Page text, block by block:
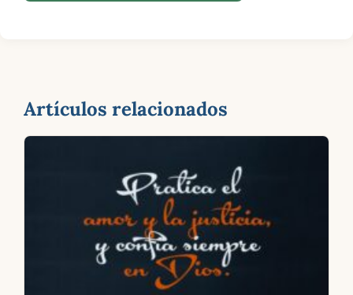
Artículos relacionados